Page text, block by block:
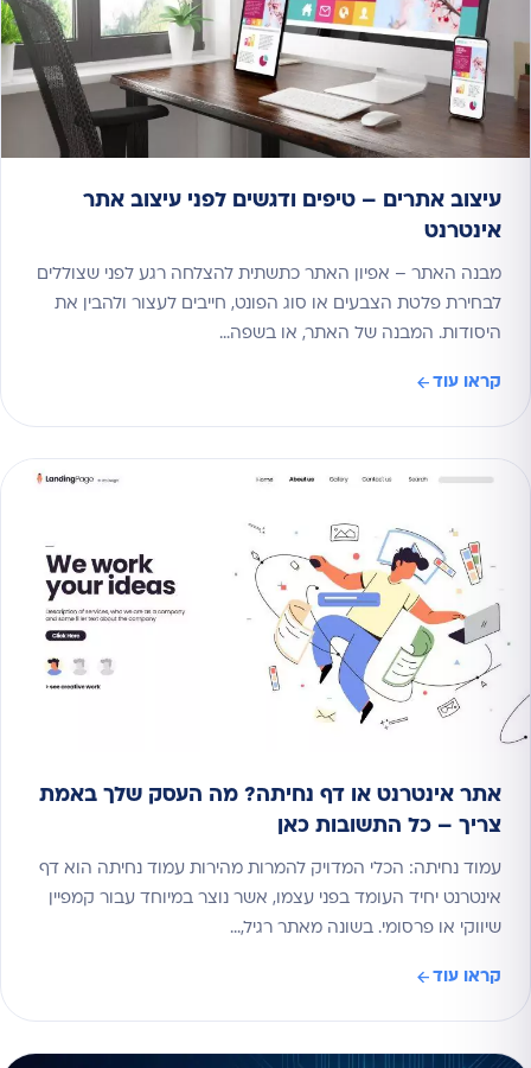
עיצוב אתרים – טיפים ודגשים לפני עיצוב אתר
אינטרנט
מבנה האתר – אפיון האתר כתשתית להצלחה רגע לפני שצוללים
לבחירת פלטת הצבעים או סוג הפונט, חייבים לעצור ולהבין את
היסודות. המבנה של האתר, או בשפה…
קראו עוד
אתר אינטרנט או דף נחיתה? מה העסק שלך באמת
צריך – כל התשובות כאן
עמוד נחיתה: הכלי המדויק להמרות מהירות עמוד נחיתה הוא דף
אינטרנט יחיד העומד בפני עצמו, אשר נוצר במיוחד עבור קמפיין
שיווקי או פרסומי. בשונה מאתר רגיל,…
קראו עוד